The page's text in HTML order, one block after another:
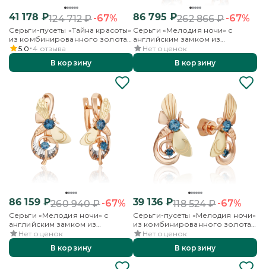
41 178 ₽124 712₽-67%
Серьги-пусеты «Тайна красоты»
из комбинированного золота
с топазом
5.0 4 отзыва
В корзину
86 795 ₽262 866₽-67%
Серьги «Мелодия ночи» с
английским замком из
комбинированного золота с
топазами
Нет оценок
В корзину
86 159₽260 940₽-67%
Серьги «Мелодия ночи» с
английским замком из
комбинированного золота с
топазами
Нет оценок
В корзину
39 136₽118 524₽-67%
Серьги-пусеты «Мелодия ночи»
из комбинированного золота
с топазами
Нет оценок
В корзину